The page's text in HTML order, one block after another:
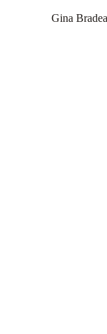
Gina Bradea